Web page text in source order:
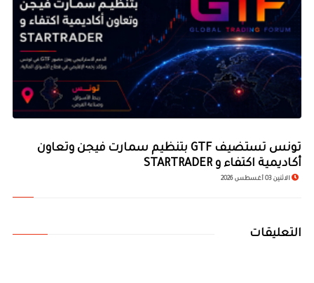
تونس تستضيف GTF بتنظيم سمارت فيجن وتعاون
أكاديمية اكتفاء و STARTRADER
الاثنين 03 أغسطس 2026
التعليقات